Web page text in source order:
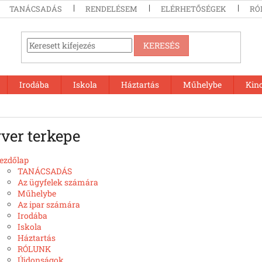
TANÁCSADÁS RENDELÉSEM ELÉRHETŐSÉGEK
KERESÉS
Irodába Iskola Háztartás Műhelybe
terkepe
TANÁCSADÁS
Az ügyfelek számára
Műhelybe
Az ipar számára
Irodába
Iskola
Háztartás
RÓLUNK